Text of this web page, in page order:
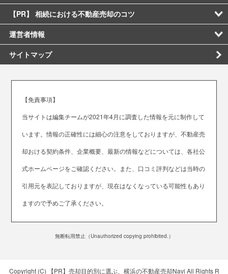
【PR】 相続における不動産売却のコツ
運営者情報
サイトマップ
【免責事項】
当サイトは編集チームが2021年4月に調査した情報を元に制作して
います。情報の正確性には細心の注意をしておりますが、不動産売
却おける契約条件、企業概要、最新の情報などについては、各社公
式ホームページをご確認ください。また、口コミ評判などは当時の
引用元を表記しておりますが、現在はなくなっている可能性もあり
ますので予めご了承ください。
無断転用禁止（Unauthorized copying prohibited.）
Copyright (C) 【PR】売却目的別に選ぶ、横浜の不動産売却Navi All Rights R